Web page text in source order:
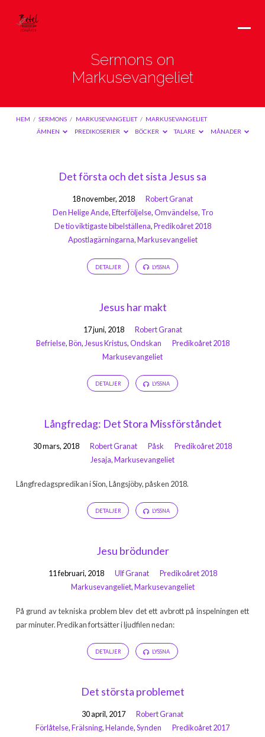
Sermons on
Markusevangeliet
HEM / SERMONS / MARKUSEVANGELIET / MARKUSEVANGELIET
ÄMNEN
PREDIKOSERIER BÖCKER TALARE MÅNADER
Sermons
Markusevangeliet
Det första och det sista Jesus sa
18 november, 2018
Robert Granat
Den Helige Ande,Efterföljelse,Omvändelse, Tro
De tio viktigaste bibelställena,Predikoåret 2018
Apostlagärningarna,Markusevangeliet
DETALJER LYSSNA
Jesus har makt
17 juni, 2018
Robert Granat
Befrielse,Bön, Jesus Kristus,Ondskan
Predikoåret 2018
Markusevangeliet
DETALJER LYSSNA
Långfredag: Det Stora Missförståndet
30 mars, 2018 Robert Granat Påsk
Predikoåret 2018
Jesaja,Markusevangeliet
Långfredagspredikan i Sion, Långsjöby, påsken 2018.
DETALJER LYSSNA
Jesu brödunder
11 februari, 2018 Ulf Granat
Predikoåret 2018
Markusevangeliet,Markusevangeliet
På grund av tekniska problem blev det ett avbrott på inspelningen ett
par minuter. Predikan fortsätter i ljudfilen nedan:
DETALJER LYSSNA
Det största problemet
30 april, 2017
Robert Granat
Förlåtelse,Frälsning,Helande,Synden
Predikoåret 2017